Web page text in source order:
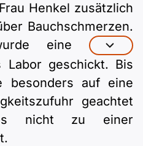
Henkel zusätzlich
Bauchschmerzen.
eine
Labor geschickt. Bis
besonders auf eine
geachtet
nicht zu einer